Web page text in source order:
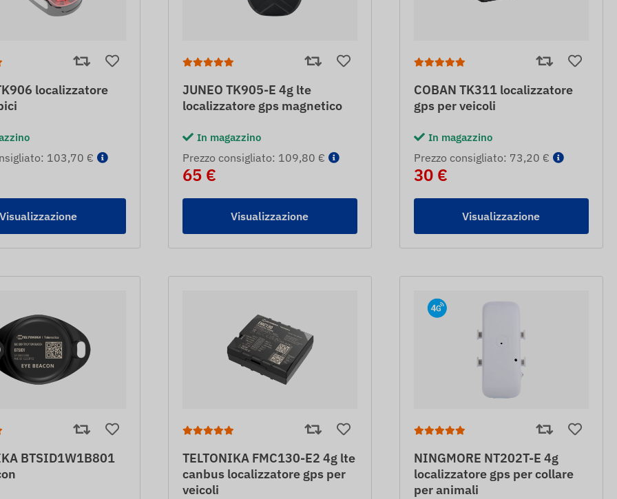
localizzatore
103,70 €
Visualizzazione
JUNEO TK905-E 4g lte
localizzatore gps magnetico
In magazzino
Prezzo consigliato: 109,80 €
65 €
Visualizzazione
COBAN TK311 localizzatore
gps per veicoli
In magazzino
Prezzo consigliato: 73,20 €
30 €
Visualizzazione
BTSID1W1B801
TELTONIKA FMC130-E2 4g lte
canbus localizzatore gps per
veicoli
NINGMORE NT202T-E 4g
localizzatore gps per collare
per animali